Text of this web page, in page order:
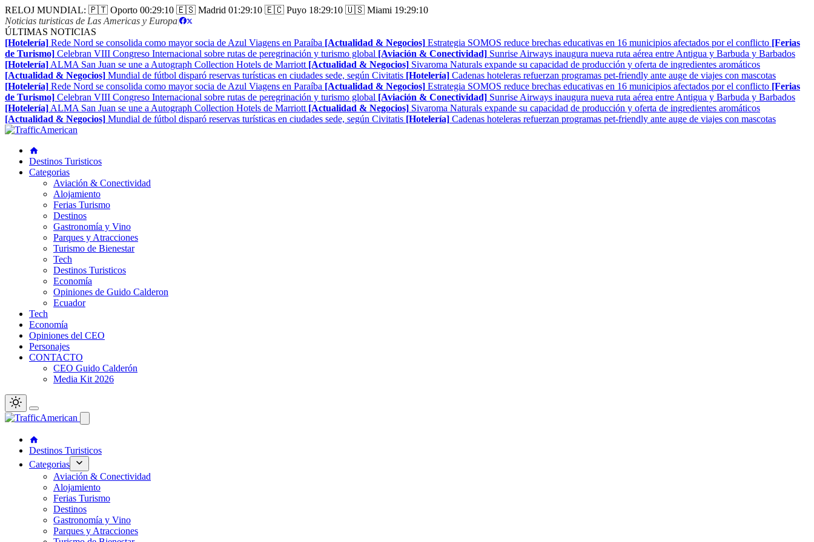
RELOJ MUNDIAL: 🇵🇹 Oporto 00:29:11 🇪🇸 Madrid 01:29:11 🇪🇨 Puyo 18:29:11 🇺🇸 Miami 19:29:11
Noticias turisticas de Las Americas y Europa|
ÚLTIMAS NOTICIAS
[Hotelería] Rede Nord se consolida como mayor socia de Azul Viagens en Paraíba [Actualidad & Negocios] Estrategia SOMOS reduce brechas educativas en 16 municipios afectados por el conflicto [Ferias
de Turismo] Celebran VIII Congreso Internacional sobre rutas de peregrinación y turismo global [Aviación & Conectividad] Sunrise Airways inaugura nueva ruta aérea entre Antigua y Barbuda y Barbados
[Hotelería] ALMA San Juan se une a Autograph Collection Hotels de Marriott [Actualidad & Negocios] Sivaroma Naturals expande su capacidad de producción y oferta de ingredientes aromáticos
[Actualidad & Negocios] Mundial de fútbol disparó reservas turísticas en ciudades sede, según Civitatis [Hotelería] Cadenas hoteleras refuerzan programas pet-friendly ante auge de viajes con mascotas
[Hotelería] Rede Nord se consolida como mayor socia de Azul Viagens en Paraíba [Actualidad & Negocios] Estrategia SOMOS reduce brechas educativas en 16 municipios afectados por el conflicto [Ferias
de Turismo] Celebran VIII Congreso Internacional sobre rutas de peregrinación y turismo global [Aviación & Conectividad] Sunrise Airways inaugura nueva ruta aérea entre Antigua y Barbuda y Barbados
[Hotelería] ALMA San Juan se une a Autograph Collection Hotels de Marriott [Actualidad & Negocios] Sivaroma Naturals expande su capacidad de producción y oferta de ingredientes aromáticos
[Actualidad & Negocios] Mundial de fútbol disparó reservas turísticas en ciudades sede, según Civitatis [Hotelería] Cadenas hoteleras refuerzan programas pet-friendly ante auge de viajes con mascotas
Destinos Turisticos
Categorias
Aviación & Conectividad
Alojamiento
Ferias Turismo
Destinos
Gastronomía y Vino
Parques y Atracciones
Turismo de Bienestar
Tech
Destinos Turisticos
Economía
Opiniones de Guido Calderon
Ecuador
Tech
Economía
Opiniones del CEO
Personajes
CONTACTO
CEO Guido Calderón
Media Kit 2026
Destinos Turisticos
Categorias
Aviación & Conectividad
Alojamiento
Ferias Turismo
Destinos
Gastronomía y Vino
Parques y Atracciones